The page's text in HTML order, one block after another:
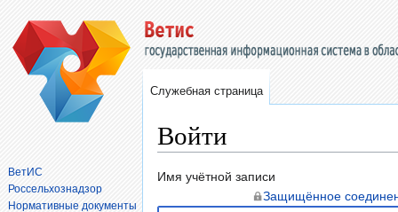
Войти
Перейти
Перейти
Имя учётной записи
Защищённое
Служебная страница
ВетИС
Россельхознадзор
Нормативные документы